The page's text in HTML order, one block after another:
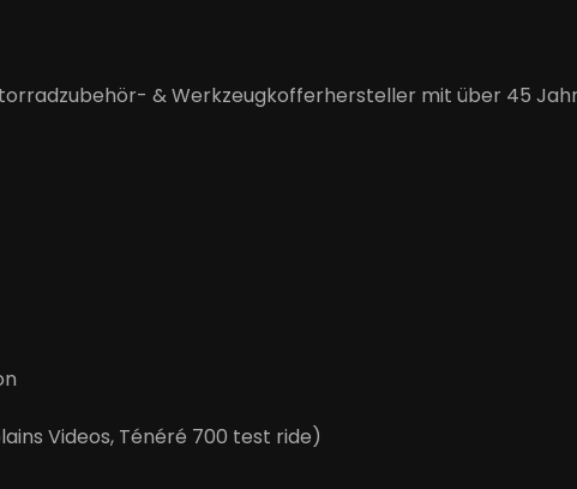
& Werkzeugkofferhersteller mit über 45
Videos, Ténéré 700 test ride)